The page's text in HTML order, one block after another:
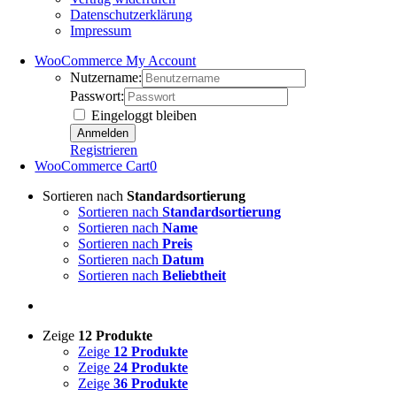
Datenschutzerklärung
Impressum
WooCommerce My Account
Nutzername:
Passwort:
Eingeloggt bleiben
Registrieren
WooCommerce Cart0
Sortieren nach Standardsortierung
Sortieren nach Standardsortierung
Sortieren nach Name
Sortieren nach Preis
Sortieren nach Datum
Sortieren nach Beliebtheit
Zeige 12 Produkte
Zeige 12 Produkte
Zeige 24 Produkte
Zeige 36 Produkte